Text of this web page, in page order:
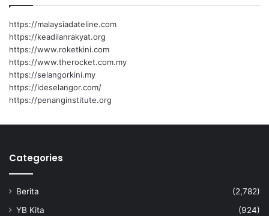
https://malaysiadateline.com
https://keadilanrakyat.org
https://www.roketkini.com
https://www.therocket.com.my
https://selangorkini.my
https://ideselangor.com/
https://penanginstitute.org
Categories
Berita
(2,782)
YB Kita
(924)